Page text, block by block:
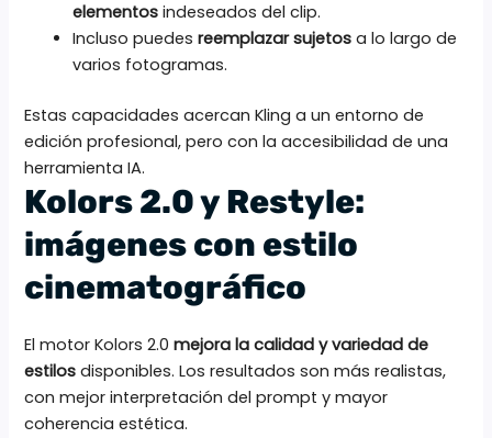
elementos indeseados del clip.
Incluso puedesreemplazar sujetos a lo largo de
varios fotogramas.
Estas capacidades acercan Kling a un entorno de
edición profesional, pero con la accesibilidad de una
herramienta IA.
Kolors 2.0 y Restyle:
imágenes con estilo
cinematográfico
El motor Kolors 2.0mejora la calidad y variedad de
estilos disponibles. Los resultados son más realistas,
con mejor interpretación del prompt y mayor
coherencia estética.